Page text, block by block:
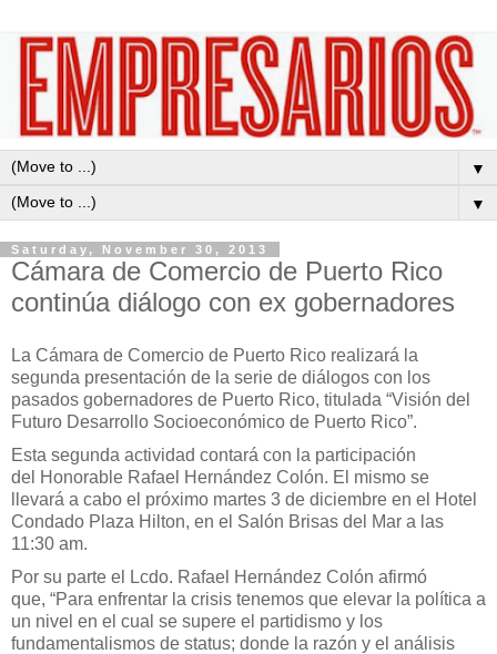
▼
▼
Saturday, November 30, 2013
Cámara de Comercio de Puerto Rico
continúa diálogo con ex gobernadores
La Cámara de Comercio de Puerto Rico realizará la
segunda presentación de la serie de diálogos con los
pasados gobernadores de Puerto Rico, titulada “Visión del
Futuro Desarrollo Socioeconómico de Puerto Rico”.
Esta segunda actividad contará con la participación
del Honorable Rafael Hernández Colón. El mismo se
llevará a cabo el próximo martes 3 de diciembre en el Hotel
Condado Plaza Hilton, en el Salón Brisas del Mar a las
11:30 am.
Por su parte el
Lcdo. Rafael Hernández Colón afirmó
que, “Para enfrentar la crisis tenemos que elevar la política a
un nivel en el cual se supere el partidismo y los
fundamentalismos de status; donde la razón y el análisis